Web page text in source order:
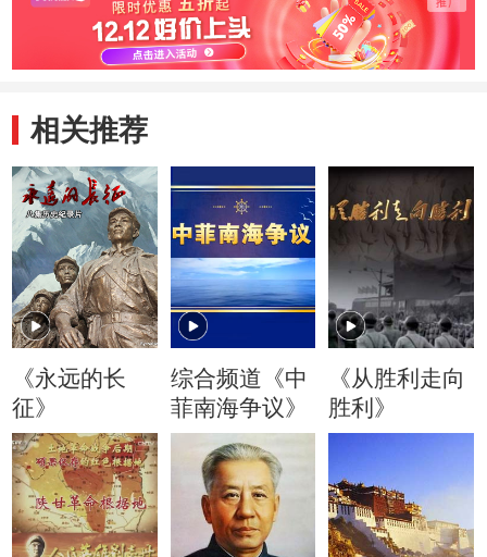
相关推荐
《永远的长
征》
综合频道《中
菲南海争议》
《从胜利走向
胜利》